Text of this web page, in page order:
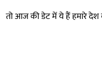
तो आज की डेट में ये हैं हमारे देश